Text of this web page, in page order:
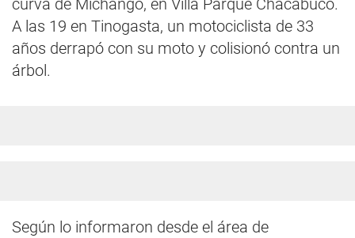
curva de Michango, en Villa Parque Chacabuco.
A las 19 en Tinogasta, un motociclista de 33
años derrapó con su moto y colisionó contra un
árbol.
Según lo informaron desde el área de